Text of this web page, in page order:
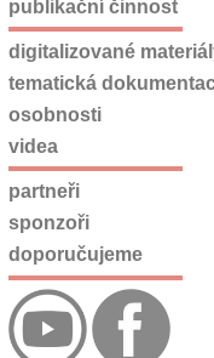
publikační činnost
digitalizované
tematická
osobnosti
videa
partneři
sponzoři
doporučujeme